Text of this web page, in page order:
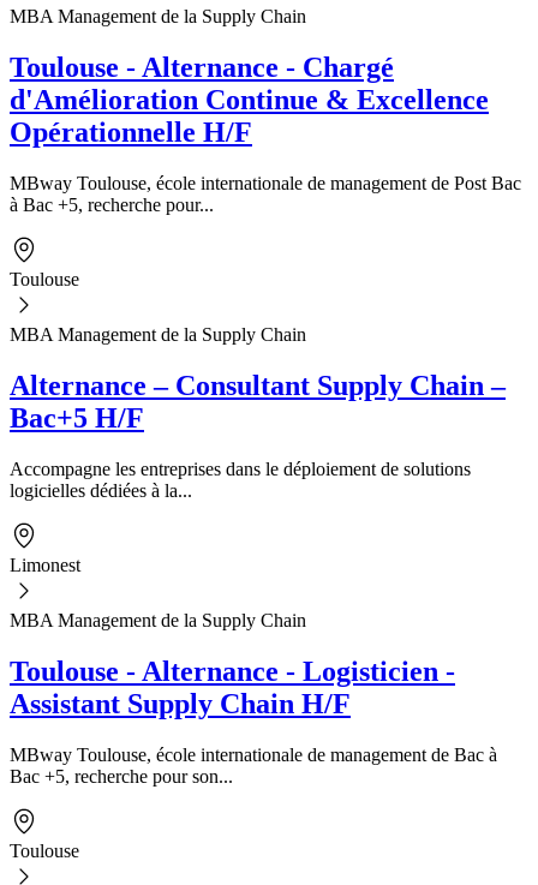
MBA Management de la Supply Chain
Toulouse - Alternance - Chargé
d'Amélioration Continue & Excellence
Opérationnelle H/F
MBway Toulouse, école internationale de management de Post Bac
à Bac +5, recherche pour...
Toulouse
MBA Management de la Supply Chain
Alternance – Consultant Supply Chain –
Bac+5 H/F
Accompagne les entreprises dans le déploiement de solutions
logicielles dédiées à la...
Limonest
MBA Management de la Supply Chain
Toulouse - Alternance - Logisticien -
Assistant Supply Chain H/F
MBway Toulouse, école internationale de management de Bac à
Bac +5, recherche pour son...
Toulouse